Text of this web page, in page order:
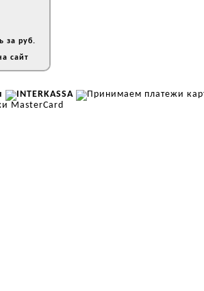
за руб.
сайт